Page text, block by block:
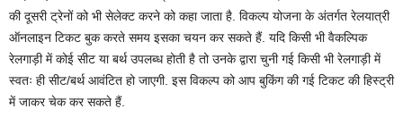
की दूसरी ट्रेनों को भी सेलेक्ट करने को कहा जाता है. विकल्प योजना के अंतर्गत रेलयात्री
ऑनलाइन टिकट बुक करते समय इसका चयन कर सकते हैं. यदि किसी भी वैकल्पिक
रेलगाड़ी में कोई सीट या बर्थ उपलब्ध होती है तो उनके द्वारा चुनी गई किसी भी रेलगाड़ी में
स्वतः ही सीट/बर्थ आवंटित हो जाएगी. इस विकल्प को आप बुकिंग की गई टिकट की हिस्ट्री
में जाकर चेक कर सकते हैं.